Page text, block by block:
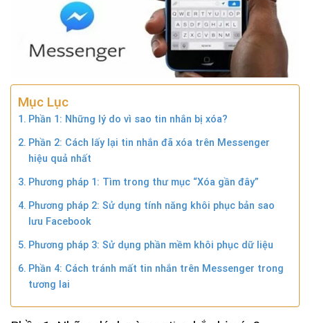
Mục Lục
Phần 1: Những lý do vì sao tin nhắn bị xóa?
Phần 2: Cách lấy lại tin nhắn đã xóa trên Messenger
hiệu quả nhất
Phương pháp 1: Tìm trong thư mục “Xóa gần đây”
Phương pháp 2: Sử dụng tính năng khôi phục bản sao
lưu Facebook
Phương pháp 3: Sử dụng phần mềm khôi phục dữ liệu
Phần 4: Cách tránh mất tin nhắn trên Messenger trong
tương lai